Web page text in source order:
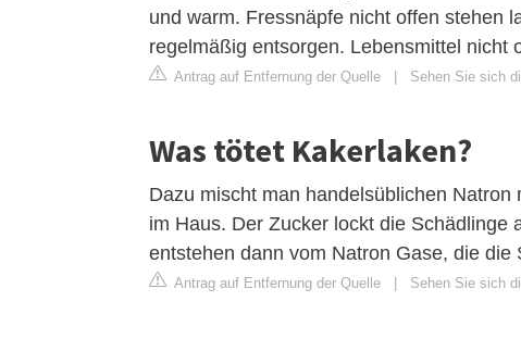
und warm. Fressnäpfe nicht offen stehen
regelmäßig entsorgen. Lebensmittel nicht
Antrag auf Entfernung der Quelle | Sehen Sie sich
Was tötet Kakerlaken?
Dazu mischt man handelsüblichen
im Haus. Der Zucker lockt die Schädlinge
entstehen dann vom Natron Gase, die die
Antrag auf Entfernung der Quelle | Sehen Sie sich